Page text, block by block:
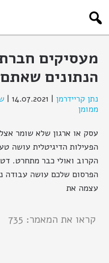
מעסיקים
הנתונים
נתן קריידרמן |
14.07.2021
|
ממומן
עסק או ארגון שלא שומר
הפעילות הדיגיטלית עושה
הקרוב ואולי כבר מתחרט.
הפרסום שלכם עושה עבודה
עצמה את
קראו את המאמר: 735